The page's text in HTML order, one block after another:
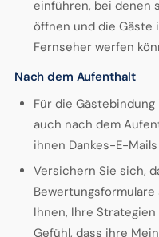
einführen, bei denen
öffnen und die Gäste
Fernseher werfen
Nach dem Aufenthalt
Für die
auch nach dem
ihnen Dankes-E-
Versichern Sie sich,
Ihnen, Ihre
Gefühl, dass ihre